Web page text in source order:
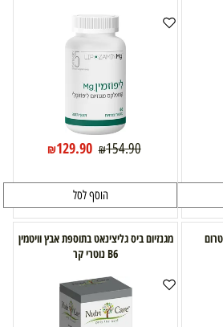
₪154.90
₪129.90
הוסף לסל
מגנזיום ביס גליצינאט בתוספת אבץ וויטמין
B6 נוטרי קר